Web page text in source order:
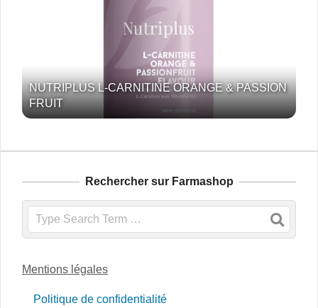
NUTRIPLUS L-CARNITINE ORANGE & PASSION
FRUIT
Rechercher sur Farmashop
Search
Mentions légales
Politique de confidentialité